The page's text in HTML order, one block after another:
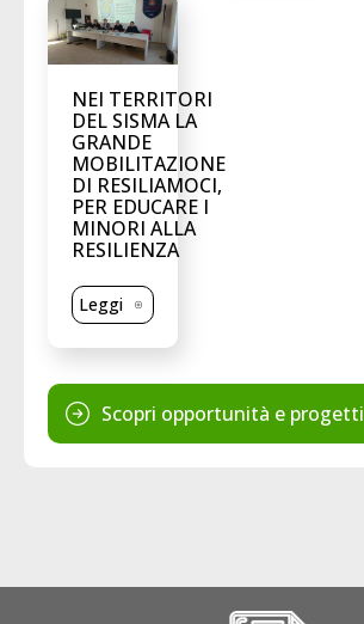
NEI TERRITORI
DEL SISMA LA
GRANDE
MOBILITAZIONE
DI RESILIAMOCI,
PER EDUCARE I
MINORI ALLA
RESILIENZA
Leggi
Scopri opportunità e progetti